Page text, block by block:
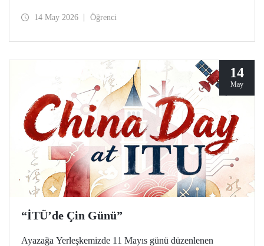
kamuda istihdam garantisiyle taçlandıran burslara ilginin
14 May 2026 Öğrenci
14
May
“İTÜ’de Çin Günü”
Ayazağa Yerleşkemizde 11 Mayıs günü düzenlenen